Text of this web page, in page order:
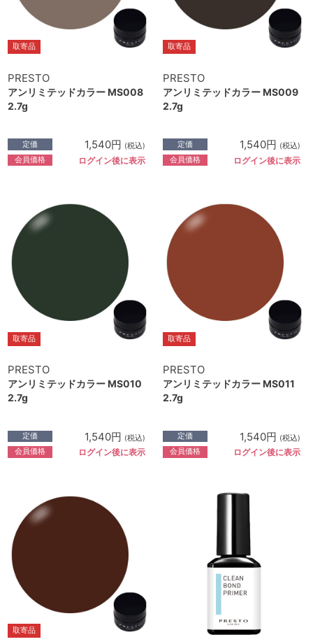
取寄品
PRESTO
アンリミテッドカラー MS008
2.7g
定価 1,540円 (税込)
会員価格 ログイン後に表示
取寄品
PRESTO
アンリミテッドカラー MS009
2.7g
定価 1,540円 (税込)
会員価格 ログイン後に表示
取寄品
PRESTO
アンリミテッドカラー MS010
2.7g
定価 1,540円 (税込)
会員価格 ログイン後に表示
取寄品
PRESTO
アンリミテッドカラー MS011
2.7g
定価 1,540円 (税込)
会員価格 ログイン後に表示
取寄品